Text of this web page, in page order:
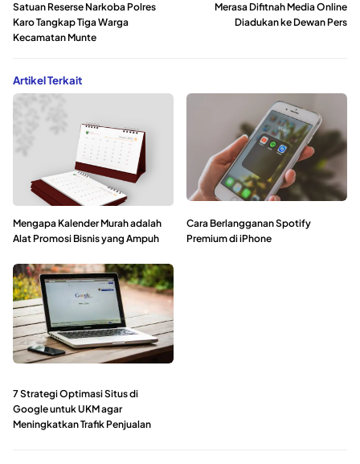
Satuan Reserse Narkoba Polres
Karo Tangkap Tiga Warga
Kecamatan Munte
Merasa Difitnah Media Online
Diadukan ke Dewan Pers
Artikel Terkait
Mengapa Kalender Murah adalah
Alat Promosi Bisnis yang Ampuh
Cara Berlangganan Spotify
Premium di iPhone
7 Strategi Optimasi Situs di
Google untuk UKM agar
Meningkatkan Trafik Penjualan